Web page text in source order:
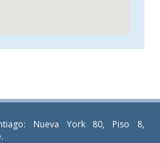
Nueva York 80, Piso 8,